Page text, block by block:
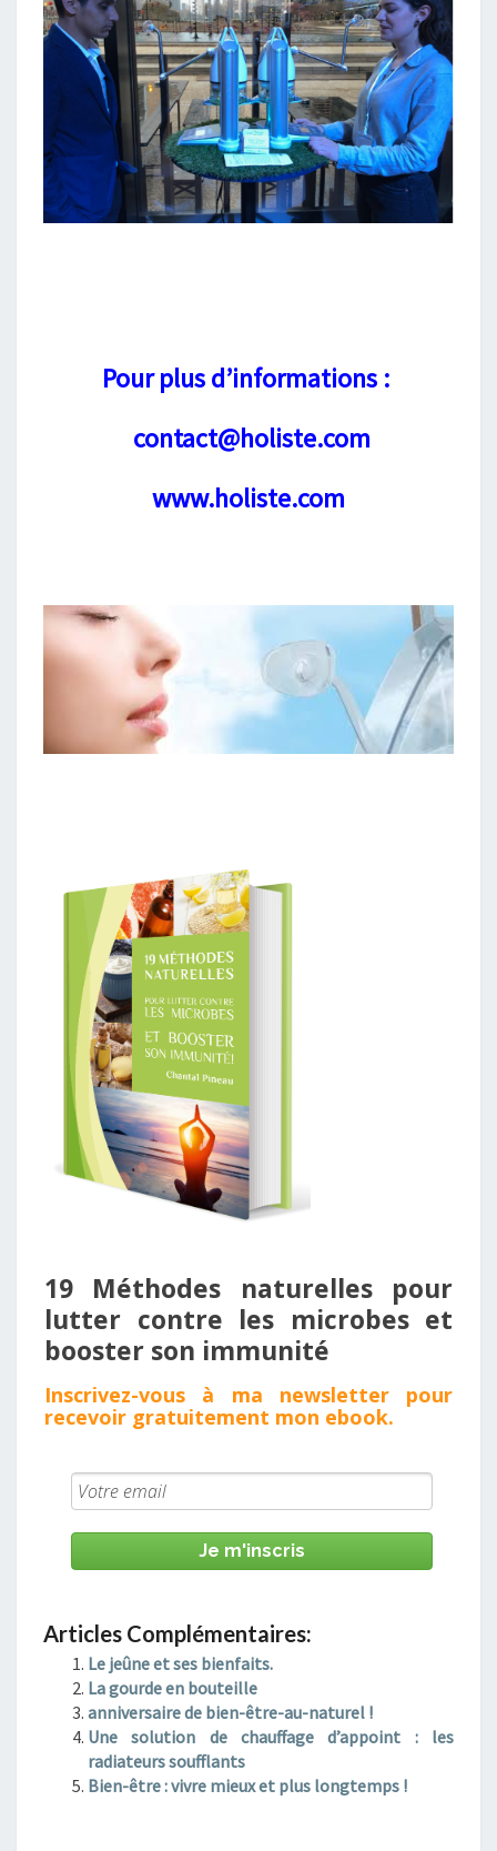
Pour plus d’informations :
contact@holiste.com
www.holiste.com
19 Méthodes naturelles pour
lutter contre les microbes et
booster son immunité ​
Inscrivez - vous à ma newsletter pour
recevoir gratuitement mon ebook.
Je m'inscris
Articles Complémentaires:
Le jeûne et ses bienfaits.
La gourde en bouteille
anniversaire de bien-être-au-naturel !
Une solution de chauffage d’appoint : les
radiateurs soufflants
Bien-être : vivre mieux et plus longtemps !